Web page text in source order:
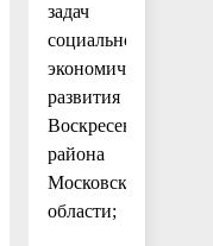
задач
социально-
экономического
развития
Воскресенского
района
Московской
области;